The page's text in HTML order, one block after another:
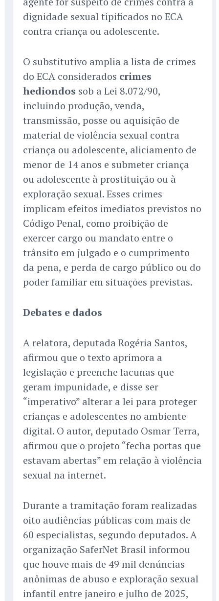
dignidade sexual tipificados no ECA
contra criança ou adolescente.
O substitutivo amplia a lista de crimes
do ECA considerados crimes
hediondos sob a Lei 8.072/90,
incluindo produção, venda,
transmissão, posse ou aquisição de
material de violência sexual contra
criança ou adolescente, aliciamento de
menor de 14 anos e submeter criança
ou adolescente à prostituição ou à
exploração sexual. Esses crimes
implicam efeitos imediatos previstos no
Código Penal, como proibição de
exercer cargo ou mandato entre o
trânsito em julgado e o cumprimento
da pena, e perda de cargo público ou do
poder familiar em situações previstas.
Debates e dados
A relatora, deputada Rogéria Santos,
afirmou que o texto aprimora a
legislação e preenche lacunas que
geram impunidade, e disse ser
“imperativo” alterar a lei para proteger
crianças e adolescentes no ambiente
digital. O autor, deputado Osmar Terra,
afirmou que o projeto “fecha portas que
estavam abertas” em relação à violência
sexual na internet.
Durante a tramitação foram realizadas
oito audiências públicas com mais de
60 especialistas, segundo deputados. A
organização SaferNet Brasil informou
que houve mais de 49 mil denúncias
anônimas de abuso e exploração sexual
infantil entre janeiro e julho de 2025,